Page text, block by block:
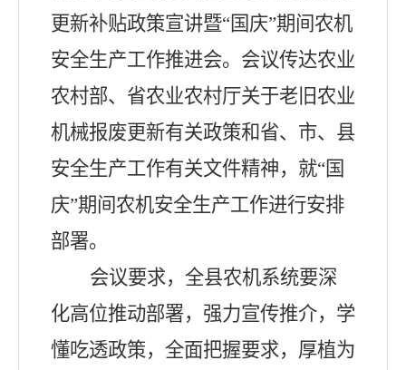
更新补贴政策宣讲暨“国庆”期间农机
安全生产工作推进会。会议传达农业
农村部、省农业农村厅关于老旧农业
机械报废更新有关政策和省、市、县
安全生产工作有关文件精神，就“国
庆”期间农机安全生产工作进行安排
部署。
会议要求，全县农机系统要深
化高位推动部署，强力宣传推介，学
懂吃透政策，全面把握要求，厚植为